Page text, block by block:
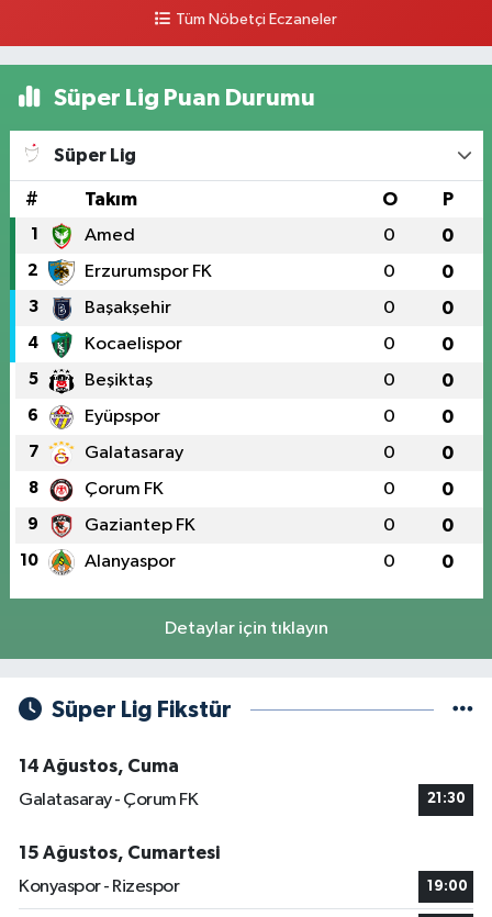
Tüm Nöbetçi Eczaneler
Süper Lig Puan Durumu
Süper Lig
# Takım O P
1 Amed 0 0
2 Erzurumspor FK 0 0
3 Başakşehir 0 0
4 Kocaelispor 0 0
5 Beşiktaş 0 0
6 Eyüpspor 0 0
7 Galatasaray 0 0
8 Çorum FK 0 0
9 Gaziantep FK 0 0
10 Alanyaspor 0 0
Detaylar için tıklayın
Süper Lig Fikstür
14 Ağustos, Cuma
Galatasaray - Çorum FK
21:30
15 Ağustos, Cumartesi
Konyaspor - Rizespor
19:00